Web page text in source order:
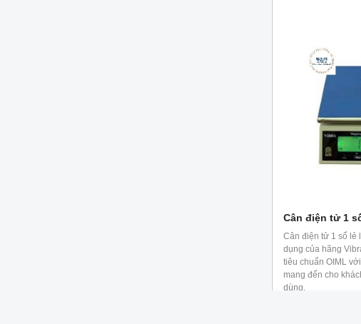
Cân điện tử 1
Cân điện tử 1 số lẻ
dụng của hãng
tiêu chuẩn OIML
mang đến cho
dùng.